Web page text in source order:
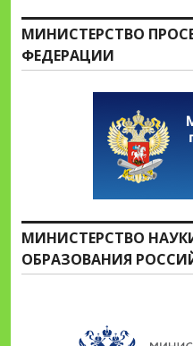
МИНИСТЕРСТВО
ФЕДЕРАЦИИ
МИНИСТЕРСТВО
ОБРАЗОВАНИЯ